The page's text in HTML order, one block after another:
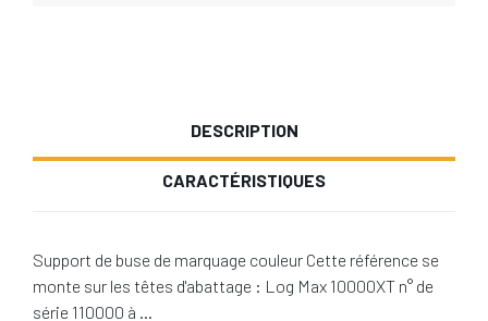
DESCRIPTION
CARACTÉRISTIQUES
Support de buse de marquage couleur Cette référence se
monte sur les têtes d'abattage : Log Max 10000XT n° de
série 110000 à …